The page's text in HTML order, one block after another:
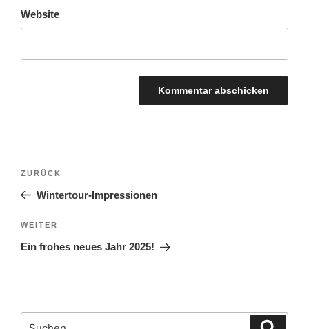
Website
BEITRAGSNAVIGATION
Vorheriger
Beitrag
ZURÜCK
Wintertour-Impressionen
Nächster
Beitrag
WEITER
Ein frohes neues Jahr 2025!